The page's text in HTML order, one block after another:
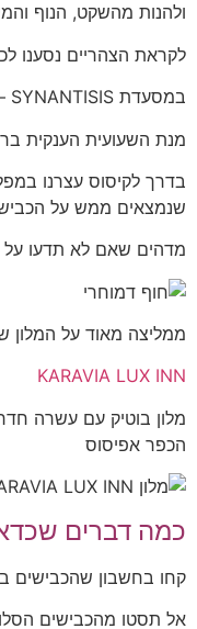
ולהנות מהשקט, הנוף
לקראת הצהריים נסענו
במסעדת SYNANTISIS – מסעדה משפחתית קטנה
מנת השעועית הענקית
שנמצאים ממש על
מדהים שאם לא תדעו
ממליצה מאוד על המלון
KARAVIA LUX INN
מלון בוטיק עם עשרה
הכפר אפיסוס
כמה דברים
קחו בחשבון שהכבישים
אל תסטו מהכבישים